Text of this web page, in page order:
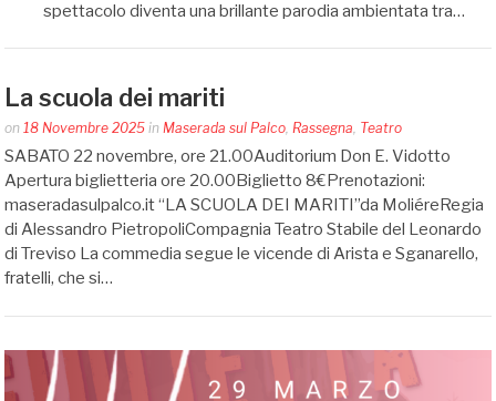
spettacolo diventa una brillante parodia ambientata tra…
La scuola dei mariti
Posted
by
Bin
on18 Novembre 2025 inMaserada sul Palco,Rassegna, Teatro
SABATO 22 novembre, ore 21.00Auditorium Don E. Vidotto
Apertura biglietteria ore 20.00Biglietto 8€Prenotazioni:
maseradasulpalco.it “LA SCUOLA DEI MARITI”da MoliéreRegia
di Alessandro PietropoliCompagnia Teatro Stabile del Leonardo
di Treviso La commedia segue le vicende di Arista e Sganarello,
fratelli, che si…